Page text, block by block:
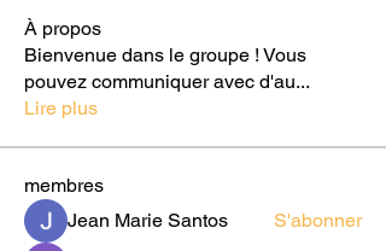
À propos
Bienvenue dans le groupe ! Vous
pouvez communiquer avec d'au...
Lire plus
membres
Jean Marie Santos
S'abonner